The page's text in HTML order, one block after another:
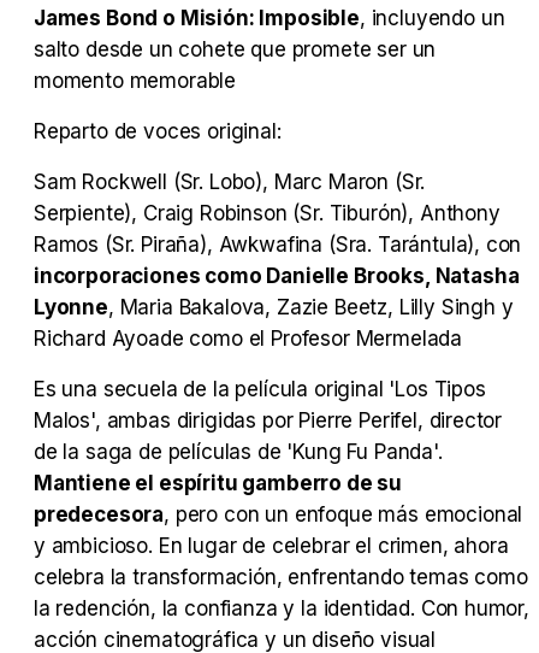
James Bond o Misión: Imposible, incluyendo un
salto desde un cohete que promete ser un
momento memorable
Reparto de voces original:
Sam Rockwell (Sr. Lobo), Marc Maron (Sr.
Serpiente), Craig Robinson (Sr. Tiburón), Anthony
Ramos (Sr. Piraña), Awkwafina (Sra. Tarántula), con
incorporaciones como Danielle Brooks, Natasha
Lyonne, Maria Bakalova, Zazie Beetz, Lilly Singh y
Richard Ayoade como el Profesor Mermelada
Es una secuela de la película original 'Los Tipos
Malos', ambas dirigidas por Pierre Perifel, director
de la saga de películas de 'Kung Fu Panda'.
Mantiene el espíritu gamberro de su
predecesora, pero con un enfoque más emocional
y ambicioso. En lugar de celebrar el crimen, ahora
celebra la transformación, enfrentando temas como
la redención, la confianza y la identidad. Con humor,
acción cinematográfica y un diseño visual